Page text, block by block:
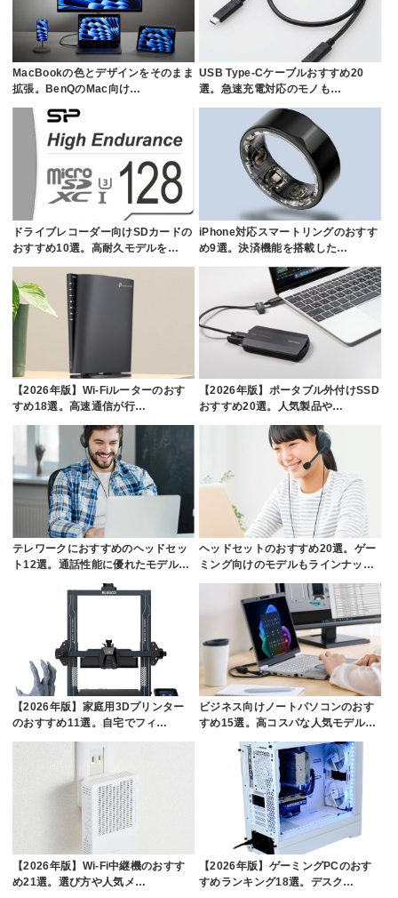
MacBookの色とデザインをそのまま
拡張。BenQのMac向け…
USB Type-Cケーブルおすすめ20
選。急速充電対応のモノも…
ドライブレコーダー向けSDカードの
おすすめ10選。高耐久モデルを…
iPhone対応スマートリングのおすす
め9選。決済機能を搭載した…
【2026年版】Wi-Fiルーターのおす
すめ18選。高速通信が行…
【2026年版】ポータブル外付けSSD
おすすめ20選。人気製品や…
テレワークにおすすめのヘッドセッ
ト12選。通話性能に優れたモデル…
ヘッドセットのおすすめ20選。ゲー
ミング向けのモデルもラインナッ…
【2026年版】家庭用3Dプリンター
のおすすめ11選。自宅でフィ…
ビジネス向けノートパソコンのおす
すめ15選。高コスパな人気モデル…
【2026年版】Wi-Fi中継機のおすす
め21選。選び方や人気メ…
【2026年版】ゲーミングPCのおす
すめランキング18選。デスク…